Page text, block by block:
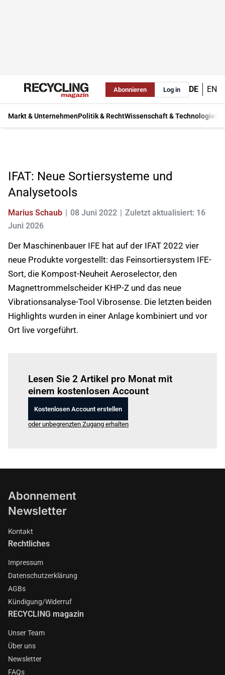
Abonnieren Log in DE EN
Markt & UnternehmenPolitik & RechtWissenschaft & Technologie
IFAT: Neue Sortiersysteme und
Analysetools
Marius Schaub 08 Juni 2022
Zuletzt aktualisiert: 16
Juni 2026
Der Maschinenbauer IFE hat auf der IFAT 2022 vier
neue Produkte vorgestellt: das Feinsortiersystem IFE-
Sort, die Kompost-Neuheit Aeroselector, den
Magnettrommelscheider KHP-Z und das neue
Vibrationsanalyse-Tool Vibrosense. Die letzten beiden
Highlights wurden in einer Anlage kombiniert und vor
Ort live vorgeführt.
Lesen Sie 2 Artikel pro Monat mit
einem kostenlosen Account
Kostenlosen Account erstellen
oder unbegrenzten Zugang erhalten
Abonnement
Newsletter
Kontakt
Rechtliches
Impressum
Datenschutzerklärung
AGBs
Kündigung/Widerruf
RECYCLING magazin
Unser Team
Über uns
Newsletter
FAQs